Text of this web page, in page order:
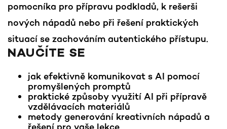
pomocníka pro přípravu podkladů, k rešerši
nových nápadů nebo při řešení praktických
situací se zachováním autentického přístupu.
NAUČÍTE SE
jak efektivně komunikovat s AI pomocí
promyšlených promptů
praktické způsoby využití AI při přípravě
vzdělávacích materiálů
metody generování kreativních nápadů a
řešení pro vaše lekce